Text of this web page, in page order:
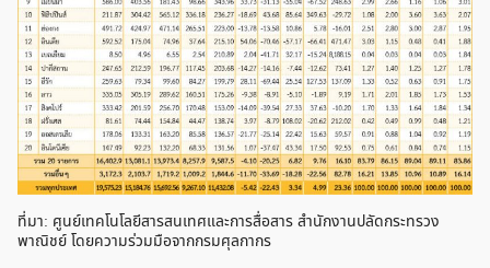
ที่มา: ศูนย์เทคโนโลยีสารสนเทศและการสื่อสาร สำนักงานปลัดกระทรวง
พาณิชย์ โดยความร่วมมือจากกรมศุลกากร